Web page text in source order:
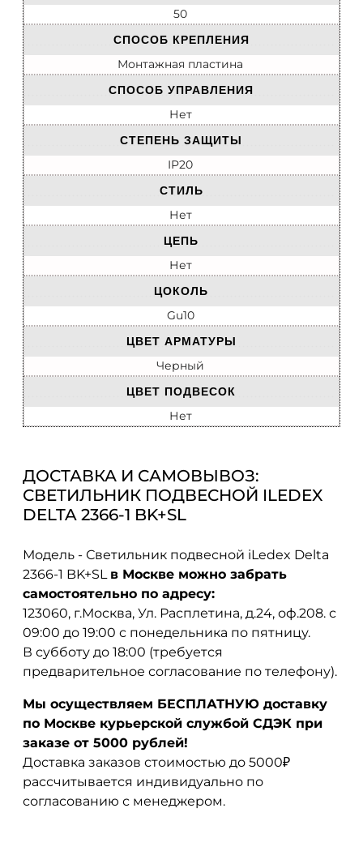
50
СПОСОБ КРЕПЛЕНИЯ
Монтажная пластина
СПОСОБ УПРАВЛЕНИЯ
Нет
СТЕПЕНЬ ЗАЩИТЫ
IP20
СТИЛЬ
Нет
ЦЕПЬ
Нет
ЦОКОЛЬ
Gu10
ЦВЕТ АРМАТУРЫ
Черный
ЦВЕТ ПОДВЕСОК
Нет
ДОСТАВКА И САМОВЫВОЗ:
СВЕТИЛЬНИК ПОДВЕСНОЙ ILEDEX
DELTA 2366-1 BK+SL
Модель - Светильник подвесной iLedex Delta
2366-1 BK+SL в Москве можно забрать
самостоятельно по адресу:
123060, г.Москва, Ул. Расплетина, д.24, оф.208. с
09:00 до 19:00 с понедельника по пятницу.
В субботу до 18:00 (требуется
предварительное согласование по телефону).
Мы осуществляем БЕСПЛАТНУЮ доставку
по Москве курьерской службой СДЭК при
заказе от 5000 рублей!
Доставка заказов стоимостью до 5000₽
рассчитывается индивидуально по
согласованию с менеджером.